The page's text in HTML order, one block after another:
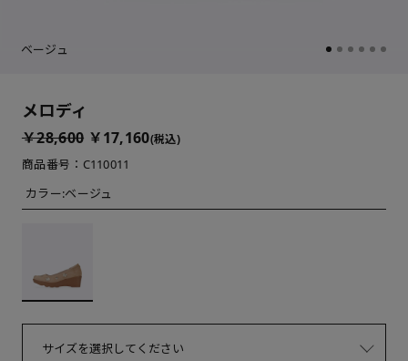
ベージュ
メロディ
￥28,600 ￥17,160(税込)
商品番号：C110011
カラー:ベージュ
サイズを選択してください